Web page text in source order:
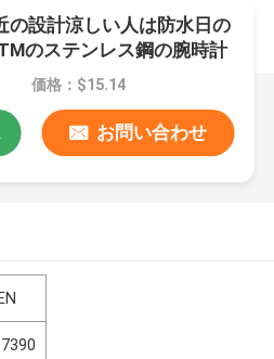
設計涼しい人は防水日の
のステンレス鋼の腕時計
価格：$15.14
お問い合わせ